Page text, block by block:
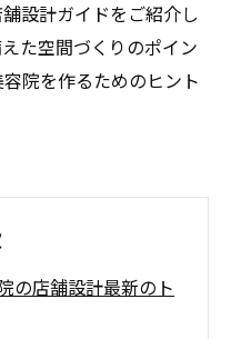
設計ガイドをご紹介し
た空間づくりのポイン
院を作るためのヒント
の店舗設計最新のト